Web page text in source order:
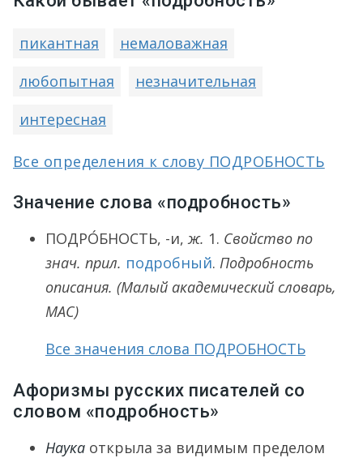
пикантная
немаловажная
любопытная
незначительная
интересная
Все определения к слову ПОДРОБНОСТЬ
Значение слова «подробность»
ПОДРО́БНОСТЬ, -и,ж. 1. Свойство по
знач. прил. подробный. Подробность
описания. (Малый академический словарь,
МАС)
Все значения слова ПОДРОБНОСТЬ
Афоризмы русских писателей со
словом «подробность»
Наука открыла за видимым пределом